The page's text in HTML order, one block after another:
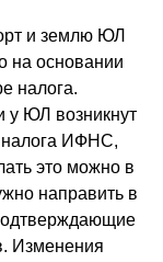
и землю ЮЛ
на основании
налога.
у ЮЛ возникнут
налога ИФНС,
это можно в
направить в
Изменения